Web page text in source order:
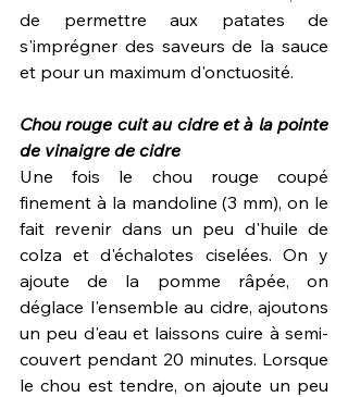
de permettre aux patates de
s'imprégner des saveurs de la sauce
et pour un maximum d'onctuosité.
Chou rouge cuit au cidre et à la pointe
de vinaigre de cidre
Une fois le chou rouge coupé
finement à la mandoline (3 mm), on le
fait revenir dans un peu d'huile de
colza et d'échalotes ciselées. On y
ajoute de la pomme râpée, on
déglace l'ensemble au cidre, ajoutons
un peu d'eau et laissons cuire à semi-
couvert pendant 20 minutes. Lorsque
le chou est tendre, on ajoute un peu